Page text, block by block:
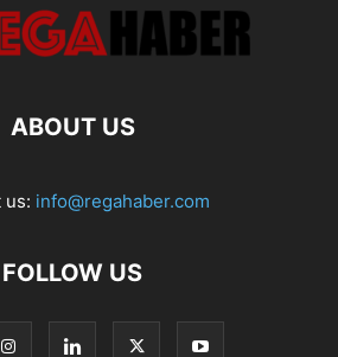
ABOUT US
us: info@regahaber.com
FOLLOW US